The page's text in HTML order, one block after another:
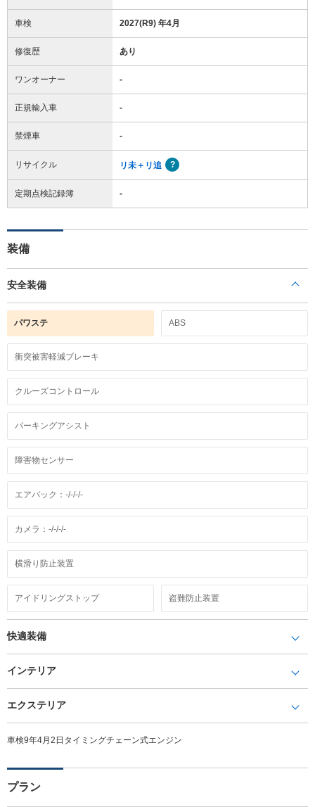
車検 2027(R9) 年4月
修復歴 あり
ワンオーナー -
正規輸入車 -
禁煙車 -
リサイクル リ未＋リ追
定期点検記録簿 -
装備
安全装備
パワステ ABS
衝突被害軽減ブレーキ
クルーズコントロール
パーキングアシスト
障害物センサー
エアバック：-/-/-/-
カメラ：-/-/-/-
横滑り防止装置
アイドリングストップ 盗難防止装置
快適装備
インテリア
エクステリア
車検9年4月2日タイミングチェーン式エンジン
プラン